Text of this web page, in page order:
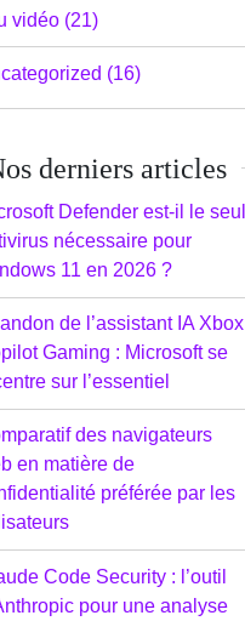
vidéo (21)
(16)
derniers articles
Defender est-il le seul
nécessaire pour
11 en 2026 ?
de l’assistant IA Xbox
Gaming : Microsoft se
sur l’essentiel
des navigateurs
en matière de
préférée par les
Code Security : l’outil
pour une analyse